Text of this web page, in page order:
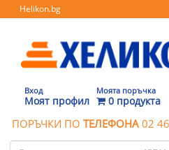
Helikon.bg
Вход
Моят профил
Моята поръчка
0 продукта
ПОРЪЧКИ ПО ТЕЛЕФОНА 02